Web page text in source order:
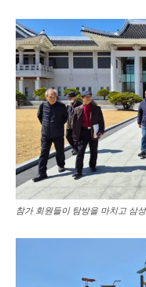
참가 회원들이 탐방을 마치고 삼